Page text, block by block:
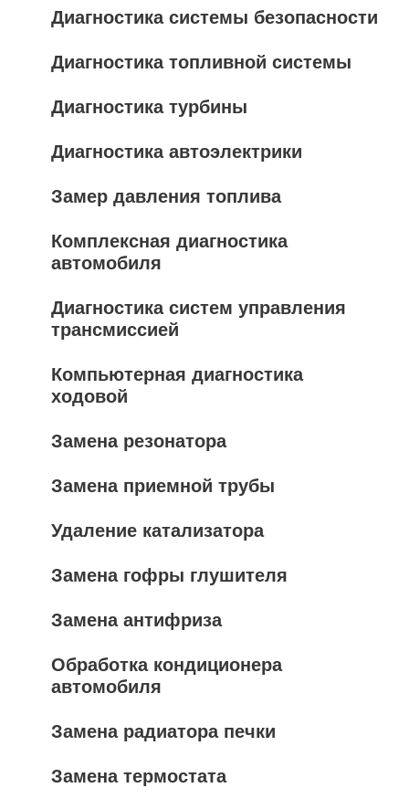
Диагностика системы безопасности
Диагностика топливной системы
Диагностика турбины
Диагностика автоэлектрики
Замер давления топлива
Комплексная диагностика
автомобиля
Диагностика систем управления
трансмиссией
Компьютерная диагностика
ходовой
Замена резонатора
Замена приемной трубы
Удаление катализатора
Замена гофры глушителя
Замена антифриза
Обработка кондиционера
автомобиля
Замена радиатора печки
Замена термостата